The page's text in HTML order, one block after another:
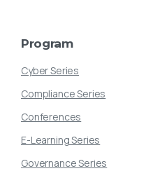
Program
Cyber Series
Compliance Series
Conferences
E-Learning Series
Governance Series